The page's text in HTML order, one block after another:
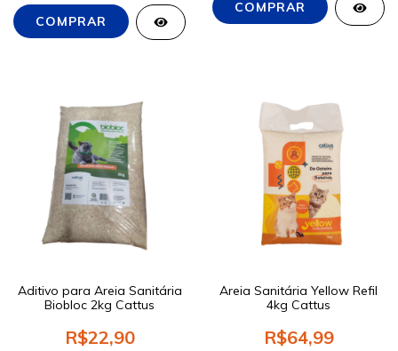
Aditivo para Areia Sanitária
Biobloc 2kg Cattus
R$22,90
Areia Sanitária Yellow Refil
4kg Cattus
R$64,99